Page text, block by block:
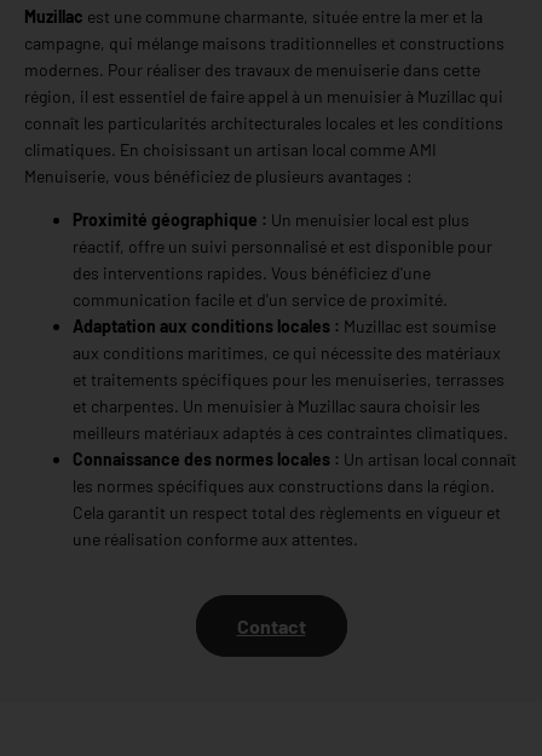
Muzillac est une commune charmante, située entre la mer et la
campagne, qui mélange maisons traditionnelles et constructions
modernes. Pour réaliser des travaux de menuiserie dans cette
région, il est essentiel de faire appel à un menuisier à Muzillac qui
connaît les particularités architecturales locales et les conditions
climatiques. En choisissant un artisan local comme AMI
Menuiserie, vous bénéficiez de plusieurs avantages :
Proximité géographique : Un menuisier local est plus
réactif, offre un suivi personnalisé et est disponible pour
des interventions rapides. Vous bénéficiez d'une
communication facile et d'un service de proximité.
Adaptation aux conditions locales : Muzillac est soumise
aux conditions maritimes, ce qui nécessite des matériaux
et traitements spécifiques pour les menuiseries, terrasses
et charpentes. Un menuisier à Muzillac saura choisir les
meilleurs matériaux adaptés à ces contraintes climatiques.
Connaissance des normes locales : Un artisan local connaît
les normes spécifiques aux constructions dans la région.
Cela garantit un respect total des règlements en vigueur et
une réalisation conforme aux attentes.
Contact